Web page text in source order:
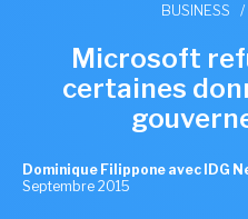
BUSINESS /
Microsoft
certaines
Dominique Filippone avec IDG
Septembre 2015